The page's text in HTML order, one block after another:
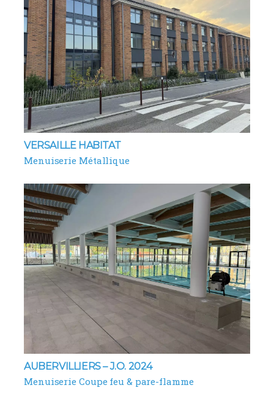
VERSAILLE HABITAT
Menuiserie Métallique
AUBERVILLIERS – J.O. 2024
Menuiserie Coupe feu & pare-flamme